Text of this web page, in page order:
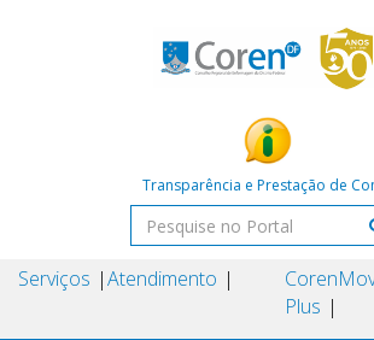
Transparência e Prestação de
Serviços Atendimento
Coren
Plus